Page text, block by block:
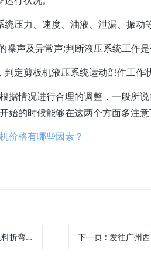
力、速度、油液、泄漏、振动等
声及异常声;判断液压系统工作是
剪板机液压系统运动部件工作状
情况进行合理的调整，一般所
的时候能够在这两个方面多注意
价格有哪些因素？
何管理? 下一页 : 发往广州